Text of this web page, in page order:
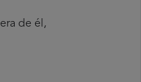
de él,